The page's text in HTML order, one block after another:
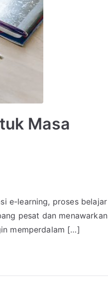
Masa
e-learning, proses belajar
pesat dan menawarkan
memperdalam […]